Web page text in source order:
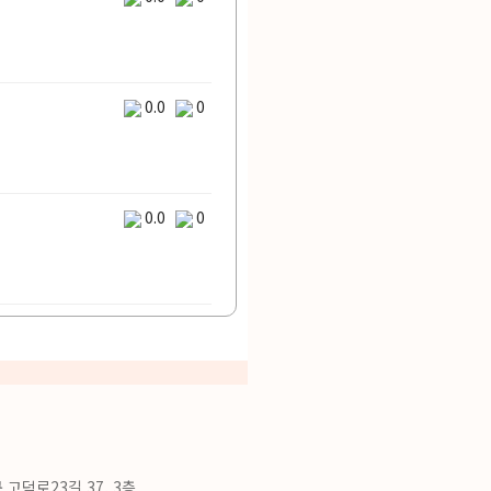
0.0 0
0.0 0
고덕로23길 37, 3층